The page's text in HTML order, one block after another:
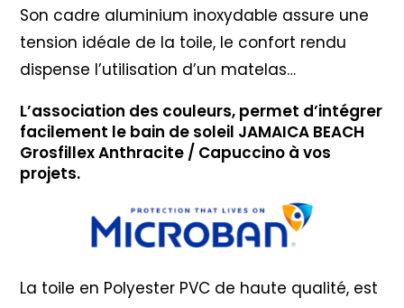
Son cadre aluminium inoxydable assure une
tension idéale de la toile, le confort rendu
dispense l’utilisation d’un matelas…
L’association des couleurs, permet d’intégrer
facilement le bain de soleil JAMAICA BEACH
Grosfillex Anthracite / Capuccino à vos
projets.
La toile en Polyester PVC de haute qualité, est